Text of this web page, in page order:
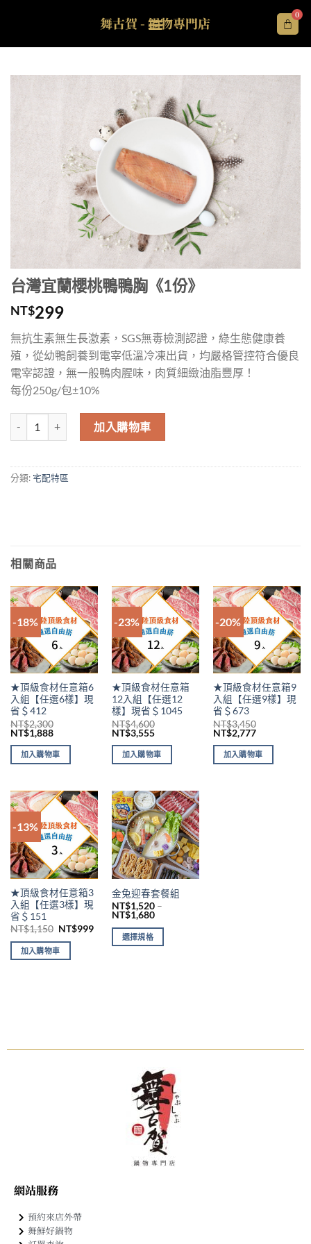
舞古賀 - 鍋物專門店 0
台灣宜蘭櫻桃鴨鴨胸《1份》
NT$299
無抗生素無生長激素，SGS無毒檢測認證，綠生態健康養
殖，從幼鴨飼養到電宰低溫冷凍出貨，均嚴格管控符合優良
電宰認證，無一般鴨肉腥味，肉質細緻油脂豐厚！
每份250g/包±10%
加入購物車
分類: 宅配特區
相關商品
-18%
★頂級食材任意箱6
入組【任選6樣】現
省＄412
NT$2,300
NT$1,888
加入購物車
-23%
★頂級食材任意箱
12入組【任選12
樣】現省＄1045
NT$4,600
NT$3,555
加入購物車
-20%
★頂級食材任意箱9
入組【任選9樣】現
省＄673
NT$3,450
NT$2,777
加入購物車
-13%
★頂級食材任意箱3
入組【任選3樣】現
省＄151
NT$1,150 NT$999
加入購物車
金兔迎春套餐組
NT$1,520–
NT$1,680
選擇規格
網站服務
預約來店外帶
舞鮮好鍋物